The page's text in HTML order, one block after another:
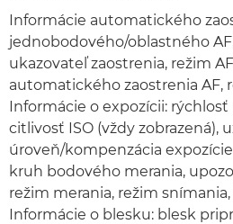
Informácie automatického
jednobodového/oblastného
ukazovateľ zaostrenia, režim
automatického zaostrenia AF,
Informácie o expozícii: rýchlosť
citlivosť ISO (vždy zobrazená),
úroveň/kompenzácia
kruh bodového merania,
režim merania, režim snímania,
Informácie o blesku: blesk